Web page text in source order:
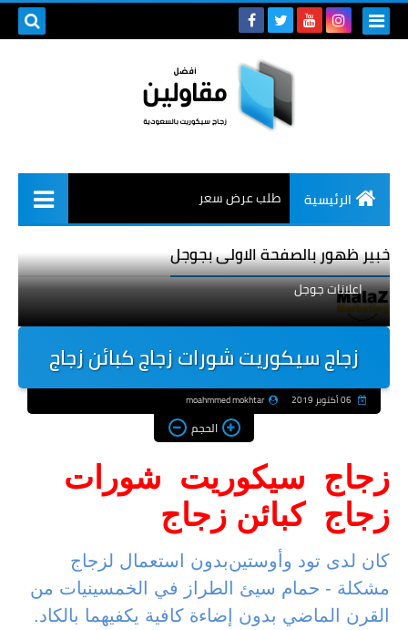
الرئيسية طلب عرض سعر
خبير ظهور بالصفحة الاولى بجوجل
اعلانات جوجل
زجاج سيكوريت شورات زجاج كبائن زجاج
moahmmed mokhtar
الحجم
زجاج سيكوريت
شورات
زجاج كبائن زجاج
بدون استعمال لزجاجكان لدى تود وأوستين
مشكلة - حمام سيئ الطراز في الخمسينيات من
القرن الماضي بدون إضاءة كافية يكفيهما بالكاد.